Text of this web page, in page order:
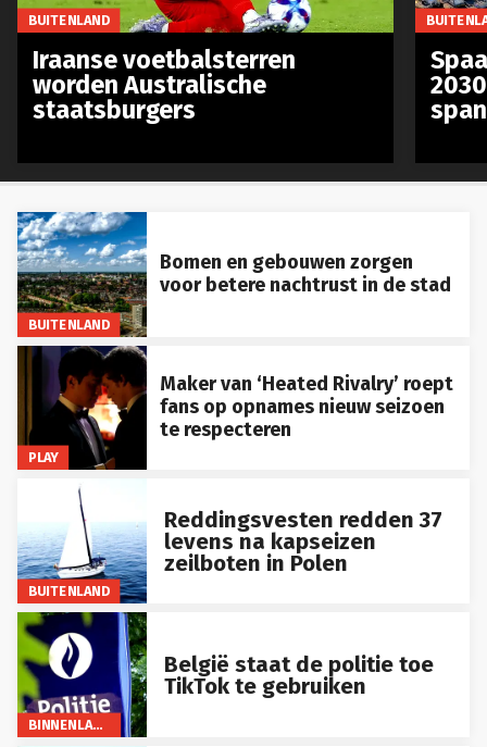
BUITENLAND
Bomen en gebouwen zorgen
voor betere nachtrust in de stad
PLAY
Maker van ‘Heated Rivalry’ roept
fans op opnames nieuw seizoen
te respecteren
BUITENLAND
Reddingsvesten redden 37
levens na kapseizen
zeilboten in Polen
BINNENLAND
België staat de politie toe
TikTok te gebruiken
BUITENLAND
Iraanse voetbalsterren
worden Australische
staatsburgers